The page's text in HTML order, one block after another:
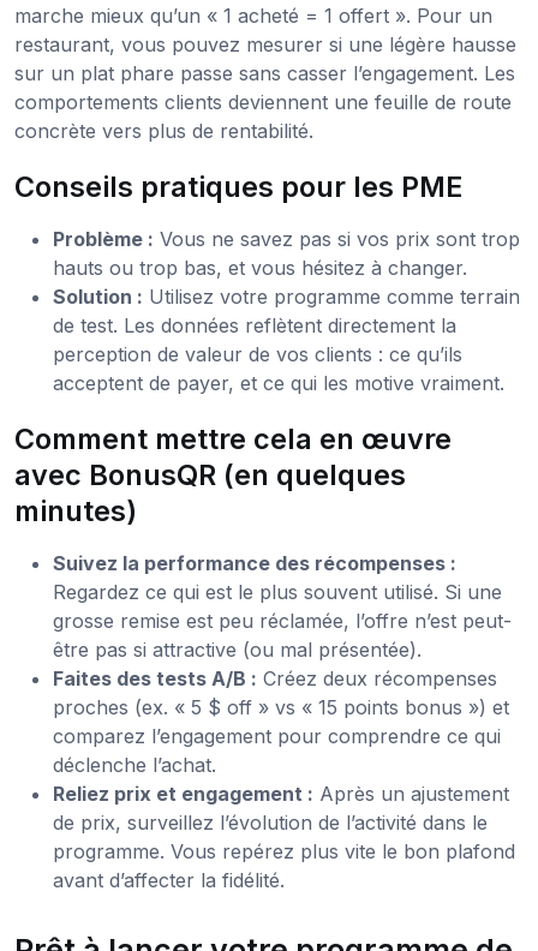
marche mieux qu’un « 1 acheté = 1 offert ». Pour un
restaurant, vous pouvez mesurer si une légère hausse
sur un plat phare passe sans casser l’engagement. Les
comportements clients deviennent une feuille de route
concrète vers plus de rentabilité.
Conseils pratiques pour les PME
Problème : Vous ne savez pas si vos prix sont trop
hauts ou trop bas, et vous hésitez à changer.
Solution : Utilisez votre programme comme terrain
de test. Les données reflètent directement la
perception de valeur de vos clients : ce qu’ils
acceptent de payer, et ce qui les motive vraiment.
Comment mettre cela en œuvre
avec BonusQR (en quelques
minutes)
Suivez la performance des récompenses :
Regardez ce qui est le plus souvent utilisé. Si une
grosse remise est peu réclamée, l’offre n’est peut-
être pas si attractive (ou mal présentée).
Faites des tests A/B : Créez deux récompenses
proches (ex. « 5 $ off » vs « 15 points bonus ») et
comparez l’engagement pour comprendre ce qui
déclenche l’achat.
Reliez prix et engagement : Après un ajustement
de prix, surveillez l’évolution de l’activité dans le
programme. Vous repérez plus vite le bon plafond
avant d’affecter la fidélité.